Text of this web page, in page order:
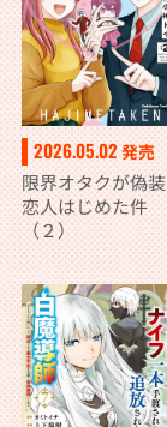
2026.05.02発売
限界オタクが偽装
恋人はじめた件
（２）